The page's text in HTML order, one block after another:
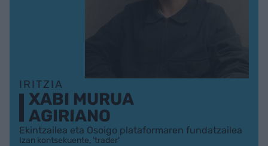
IRITZIA
XABI MURUA
AGIRIANO
Ekintzailea eta Osoigo plataformaren fundatzailea
Izan kontsekuente, 'trader'